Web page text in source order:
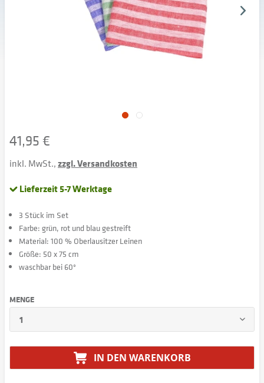
41,95 €
inkl. MwSt.,zzgl. Versandkosten
Lieferzeit 5-7 Werktage
3 Stück im Set
Farbe: grün, rot und blau gestreift
Material: 100 % Oberlausitzer Leinen
Größe: 50 x 75 cm
waschbar bei 60°
MENGE
IN DEN WARENKORB